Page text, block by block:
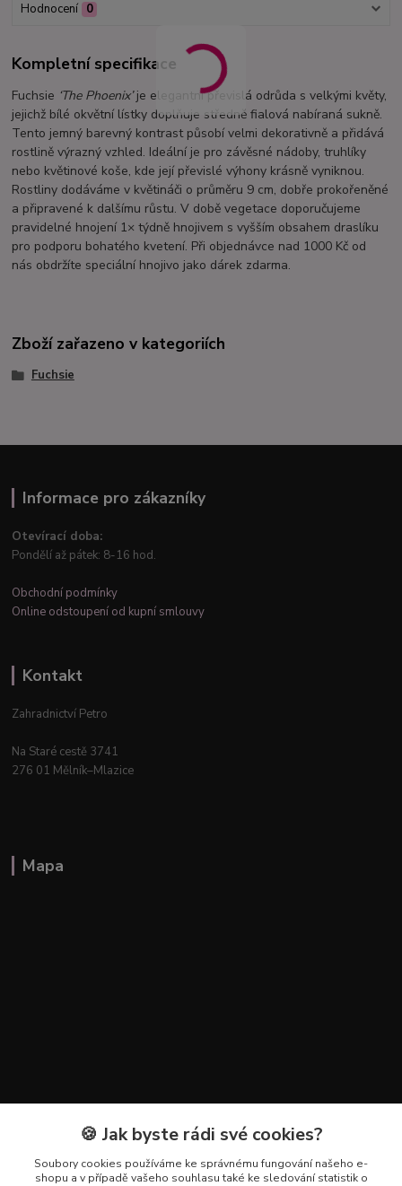
Hodnocení 0
Kompletní specifikace
Fuchsie ‘The Phoenix’je elegantní převislá odrůda s velkými květy,
jejichž bílé okvětní lístky doplňuje středně fialová nabíraná sukně.
Tento jemný barevný kontrast působí velmi dekorativně a přidává
rostlině výrazný vzhled. Ideální je pro závěsné nádoby, truhlíky
nebo květinové koše, kde její převislé výhony krásně vyniknou.
Rostliny dodáváme v květináči o průměru 9 cm, dobře prokořeněné
a připravené k dalšímu růstu. V době vegetace doporučujeme
pravidelné hnojení 1× týdně hnojivem s vyšším obsahem draslíku
pro podporu bohatého kvetení. Při objednávce nad 1000 Kč od
nás obdržíte speciální hnojivo jako dárek zdarma.
Zboží zařazeno v kategoriích
Fuchsie
Informace pro zákazníky
Otevírací doba:
Pondělí až pátek: 8-16 hod.
Obchodní podmínky
Online odstoupení od kupní smlouvy
Kontakt
Zahradnictví Petro
Na Staré cestě 3741
276 01 Mělník–Mlazice
Mapa
Kontakty
+420 602 223 614
🍪 Jak byste rádi své cookies?
Soubory cookies používáme ke správnému fungování našeho e-
shopu a v případě vašeho souhlasu také ke sledování statistik o